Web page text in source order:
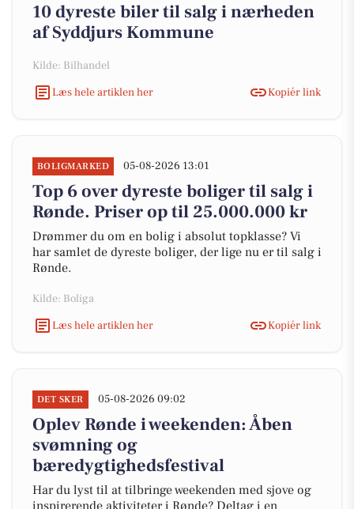
10 dyreste biler til salg i nærheden
af Syddjurs Kommune
Kilde: Bilhandel
Læs hele artiklen her
Kopiér link
BOLIGMARKED 05-08-2026 13:01
Top 6 over dyreste boliger til salg i
Rønde. Priser op til 25.000.000 kr
Drømmer du om en bolig i absolut topklasse? Vi
har samlet de dyreste boliger, der lige nu er til salg i
Rønde.
Kilde: Boliga
Læs hele artiklen her
Kopiér link
DET SKER 05-08-2026 09:02
Oplev Rønde i weekenden: Åben
svømning og
bæredygtighedsfestival
Har du lyst til at tilbringe weekenden med sjove og
inspirerende aktiviteter i Rønde? Deltag i en